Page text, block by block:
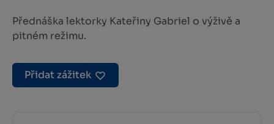
Přednáška lektorky Kateřiny Gabriel o výživě a
pitném režimu.
Přidat zážitek